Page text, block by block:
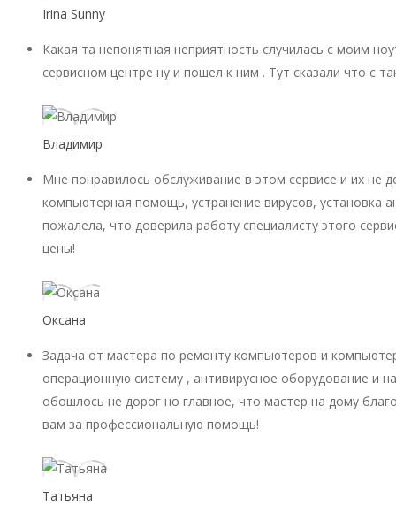
Irina Sunny
Какая та непонятная неприятность случилась с моим
сервисном центре ну и пошел к ним . Тут сказали что с
Владимир
Мне понравилось обслуживание в этом сервисе и их не
компьютерная помощь, устранение вирусов, установка
пожалела, что доверила работу специалисту этого
цены!
Оксана
Задача от мастера по ремонту компьютеров и
операционную систему , антивирусное оборудование и
обошлось не дорог но главное, что мастер на дому
вам за профессиональную помощь!
Татьяна